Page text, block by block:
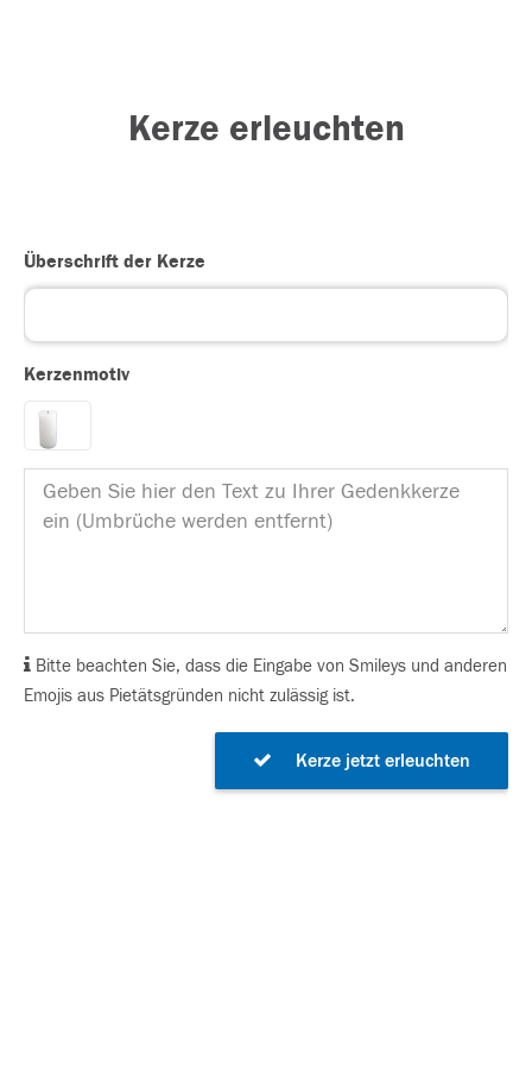
Kerze erleuchten
Überschrift der Kerze
Kerzenmotiv
Bitte beachten Sie, dass die Eingabe von Smileys und anderen
Emojis aus Pietätsgründen nicht zulässig ist.
Kerze jetzt erleuchten